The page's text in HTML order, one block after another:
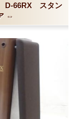
D-66RX スタン
⇔